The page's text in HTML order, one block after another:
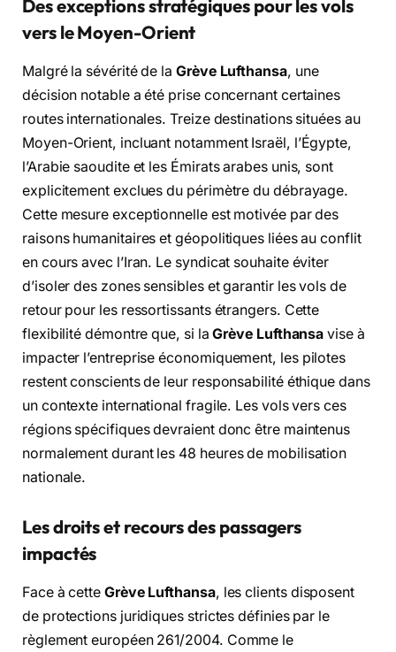
Des exceptions stratégiques pour les vols
vers le Moyen-Orient
Malgré la sévérité de laGrève Lufthansa, une
décision notable a été prise concernant certaines
routes internationales. Treize destinations situées au
Moyen-Orient, incluant notamment Israël, l’Égypte,
l’Arabie saoudite et les Émirats arabes unis, sont
explicitement exclues du périmètre du débrayage.
Cette mesure exceptionnelle est motivée par des
raisons humanitaires et géopolitiques liées au conflit
en cours avec l’Iran. Le syndicat souhaite éviter
d’isoler des zones sensibles et garantir les vols de
retour pour les ressortissants étrangers. Cette
flexibilité démontre que, si laGrève Lufthansa vise à
impacter l’entreprise économiquement, les pilotes
restent conscients de leur responsabilité éthique dans
un contexte international fragile. Les vols vers ces
régions spécifiques devraient donc être maintenus
normalement durant les 48 heures de mobilisation
nationale.
Les droits et recours des passagers
impactés
Face à cette Grève Lufthansa, les clients disposent
de protections juridiques strictes définies par le
règlement européen 261/2004. Comme le